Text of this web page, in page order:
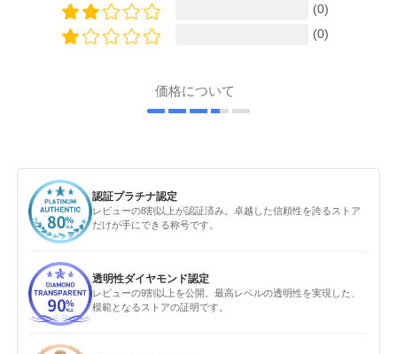
(0)
(0)
価格について
認証プラチナ認定
レビューの8割以上が認証済み。卓越した信頼性を誇るストア
だけが手にできる称号です。
透明性ダイヤモンド認定
レビューの9割以上を公開。最高レベルの透明性を実現した、
模範となるストアの証明です。